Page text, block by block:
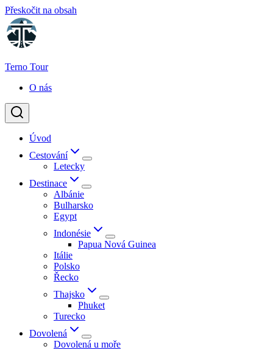
Přeskočit na obsah
Terno Tour
O nás
Úvod
Cestování
Letecky
Destinace
Albánie
Bulharsko
Egypt
Indonésie
Papua Nová Guinea
Itálie
Polsko
Řecko
Thajsko
Phuket
Turecko
Dovolená
Dovolená u moře